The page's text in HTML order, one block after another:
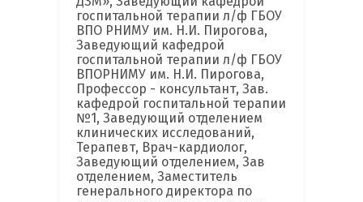
госпитальной терапии л/ф ГБОУ
ВПО РНИМУ им. Н.И. Пирогова,
Заведующий кафедрой
госпитальной терапии л/ф ГБОУ
ВПОРНИМУ им. Н.И. Пирогова,
Профессор - консультант, Зав.
кафедрой госпитальной терапии
№1, Заведующий отделением
клинических исследований,
Терапевт, Врач-кардиолог,
Заведующий отделением, Зав
отделением, Заместитель
генерального директора по